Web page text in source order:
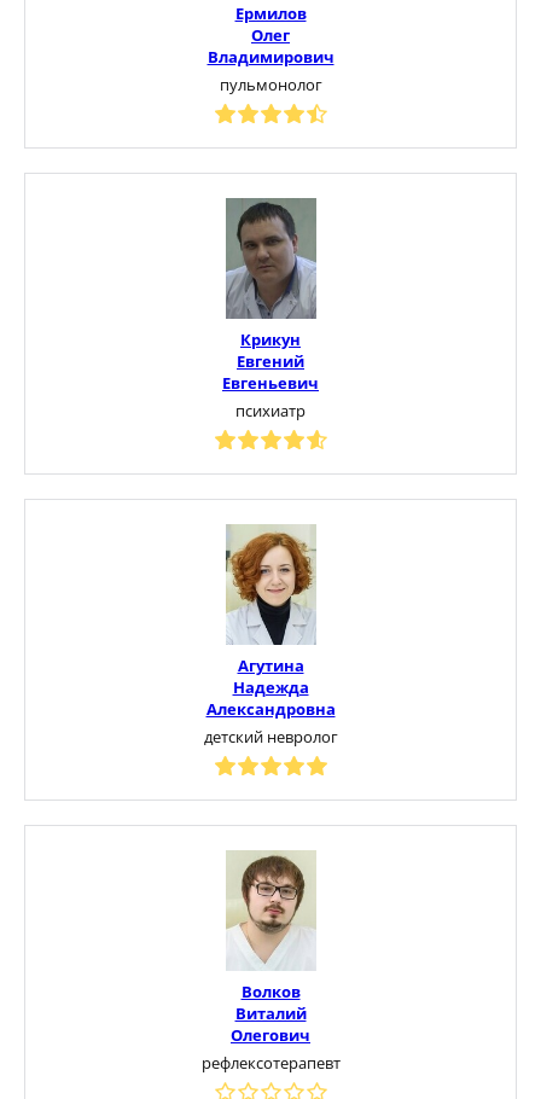
Ермилов
Олег
Владимирович
пульмонолог
Крикун
Евгений
Евгеньевич
психиатр
Агутина
Надежда
Александровна
детский невролог
Волков
Виталий
Олегович
рефлексотерапевт